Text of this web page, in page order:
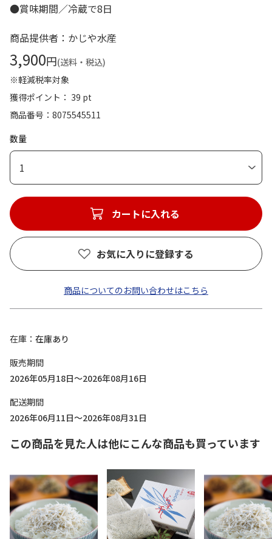
●賞味期間／冷蔵で8日
商品提供者：かじや水産
3,900円(送料・税込)
※軽減税率対象
獲得ポイント： 39 pt
商品番号
8075545511
数量
1
カートに入れる
お気に入りに登録する
商品についてのお問い合わせはこちら
在庫
在庫あり
販売期間
2026年05月18日～2026年08月16日
配送期間
2026年06月11日～2026年08月31日
この商品を見た人は他にこんな商品も買っています